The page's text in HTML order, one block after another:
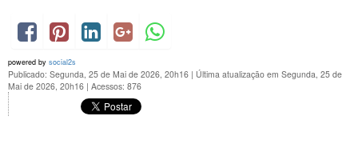
powered by social2s
Publicado: Segunda, 25 de Mai de 2026, 20h16 | Última atualização em Segunda, 25 de
Mai de 2026, 20h16 | Acessos: 876